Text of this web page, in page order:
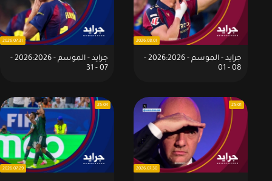
جرايد - الموسم - 2026:2026 -
2026.08.01
جرايد - الموسم - 2026:2026 -
2026.07.31
25:01
2026.07.30
25:04
2026.07.29